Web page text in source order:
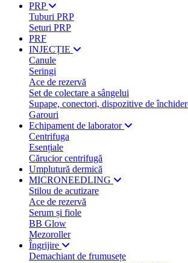
PRP
Tuburi PRP
Seturi PRP
PRF
INJECȚIE
Canule
Seringi
Ace de rezervă
Set de colectare a sângelui
Supape, conectori, dispozitive de
Garouri
Echipament de laborator
Centrifuga
Esențiale
Cărucior centrifugă
Umplutură dermică
MICRONEEDLING
Stilou de acutizare
Ace de rezervă
Serum și fiole
BB Glow
Mezoroller
Îngrijire
Demachiant de frumusețe